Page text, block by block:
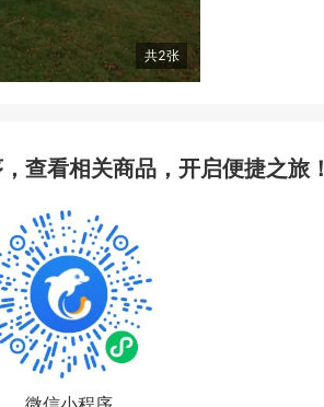
共2张
查看相关商品，开启便捷之旅！